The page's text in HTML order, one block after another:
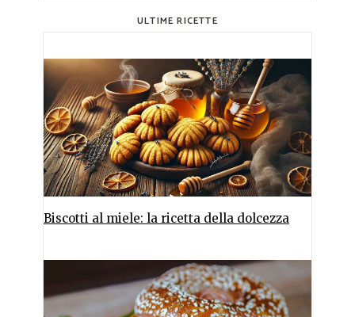
ULTIME RICETTE
Biscotti al miele: la ricetta della dolcezza